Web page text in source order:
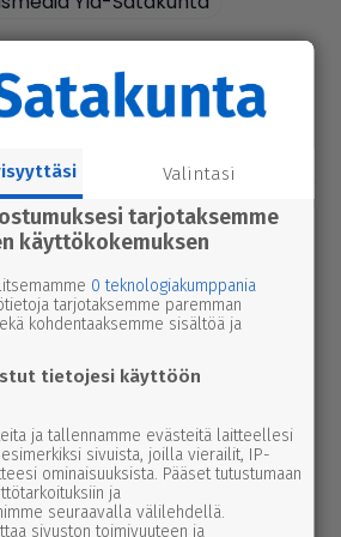
Oy
Viestituli
Marko Huhta
1.50
Valintasi
tarjotaksemme
käyttökokemuksen
0 teknologiakumppania
tarjotaksemme paremman
kohdentaaksemme sisältöä ja
tietojesi käyttöön
ja tallennamme evästeitä laitteellesi
sivuista, joilla vierailit, IP-
ominaisuuksista. Pääset tutustumaan
ja
seuraavalla välilehdellä.
sivuston toimivuuteen ja